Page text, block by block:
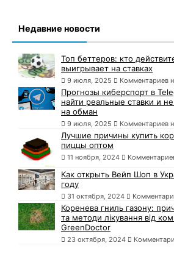
Недавние новости
Топ беттеров: кто
выигрывает на ставках
9 июля, 2025 Комментариев
Прогнозы киберспорт в
найти реальные ставки и
на обман
9 июля, 2025 Комментариев
Лучшие причины купить
пиццы оптом
11 ноября, 2024
Как открыть Вейп Шоп в
году
31 октября, 2024
Коренева гниль газону:
та методи лікування від
GreenDoctor
23 октября, 2024